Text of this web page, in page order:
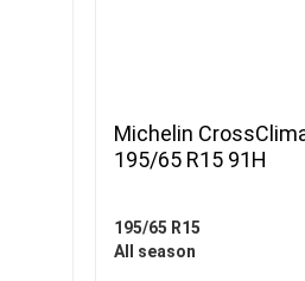
Michelin
195/65 R15 91H
195/65 R15
All season